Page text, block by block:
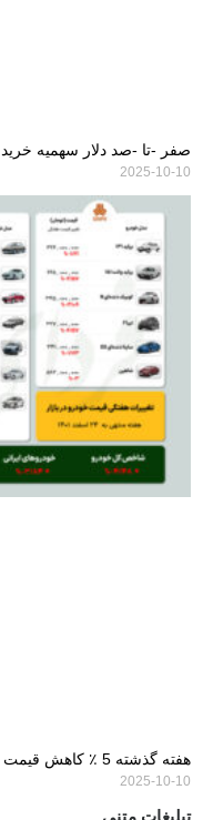
صفر -تا -صد دلار سهمیه خرید
2025-10-10
هفته گذشته 5 ٪ کاهش قیمت خودرو
2025-10-10